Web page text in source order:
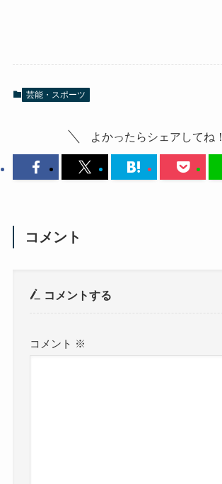
芸能・スポーツ
よかったらシェアしてね！
コメント
コメントする
コメント ※